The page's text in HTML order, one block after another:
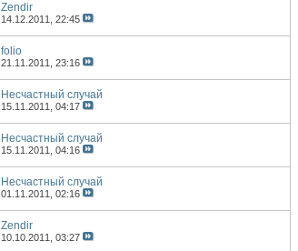
Zendir
14.12.2011,22:45
folio
21.11.2011,23:16
Несчастный случай
15.11.2011,04:17
Несчастный случай
15.11.2011,04:16
Несчастный случай
01.11.2011,02:16
Zendir
10.10.2011,03:27